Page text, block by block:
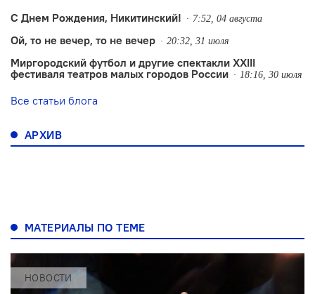
С Днем Рождения, Никитинский! 7:52, 04 августа
Ой, то не вечер, то не вечер 20:32, 31 июля
Миргородский футбол и другие спектакли XXIII
фестиваля театров малых городов России
18:16, 30 июля
Все статьи блога
АРХИВ
МАТЕРИАЛЫ ПО ТЕМЕ
НОВОСТИ